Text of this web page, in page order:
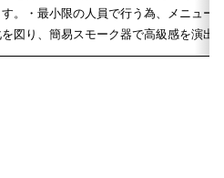
。・最小限の人員で行う為、メニュー
図り、簡易スモーク器で高級感を演